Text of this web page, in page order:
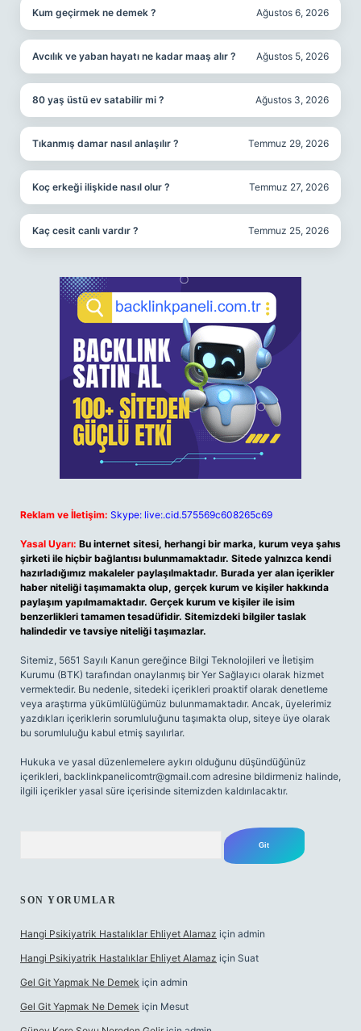
Kum geçirmek ne demek ? Ağustos 6, 2026
Avcılık ve yaban hayatı ne kadar maaş alır ? Ağustos 5, 2026
80 yaş üstü ev satabilir mi ? Ağustos 3, 2026
Tıkanmış damar nasıl anlaşılır ? Temmuz 29, 2026
Koç erkeği ilişkide nasıl olur ? Temmuz 27, 2026
Kaç cesit canlı vardır ? Temmuz 25, 2026
Reklam ve İletişim: Skype: live:.cid.575569c608265c69
Yasal Uyarı: Bu internet sitesi, herhangi bir marka, kurum veya şahıs
şirketi ile hiçbir bağlantısı bulunmamaktadır. Sitede yalnızca kendi
hazırladığımız makaleler paylaşılmaktadır. Burada yer alan içerikler
haber niteliği taşımamakta olup, gerçek kurum ve kişiler hakkında
paylaşım yapılmamaktadır. Gerçek kurum ve kişiler ile isim
benzerlikleri tamamen tesadüfidir. Sitemizdeki bilgiler taslak
halindedir ve tavsiye niteliği taşımazlar.
Sitemiz, 5651 Sayılı Kanun gereğince Bilgi Teknolojileri ve İletişim
Kurumu (BTK) tarafından onaylanmış bir Yer Sağlayıcı olarak hizmet
vermektedir. Bu nedenle, sitedeki içerikleri proaktif olarak denetleme
veya araştırma yükümlülüğümüz bulunmamaktadır. Ancak, üyelerimiz
yazdıkları içeriklerin sorumluluğunu taşımakta olup, siteye üye olarak
bu sorumluluğu kabul etmiş sayılırlar.
Hukuka ve yasal düzenlemelere aykırı olduğunu düşündüğünüz
içerikleri, backlinkpanelicomtr@gmail.com adresine bildirmeniz halinde,
ilgili içerikler yasal süre içerisinde sitemizden kaldırılacaktır.
SON YORUMLAR
Hangi Psikiyatrik Hastalıklar Ehliyet Alamaz için admin
Hangi Psikiyatrik Hastalıklar Ehliyet Alamaz için Suat
Gel Git Yapmak Ne Demek için admin
Gel Git Yapmak Ne Demek için Mesut